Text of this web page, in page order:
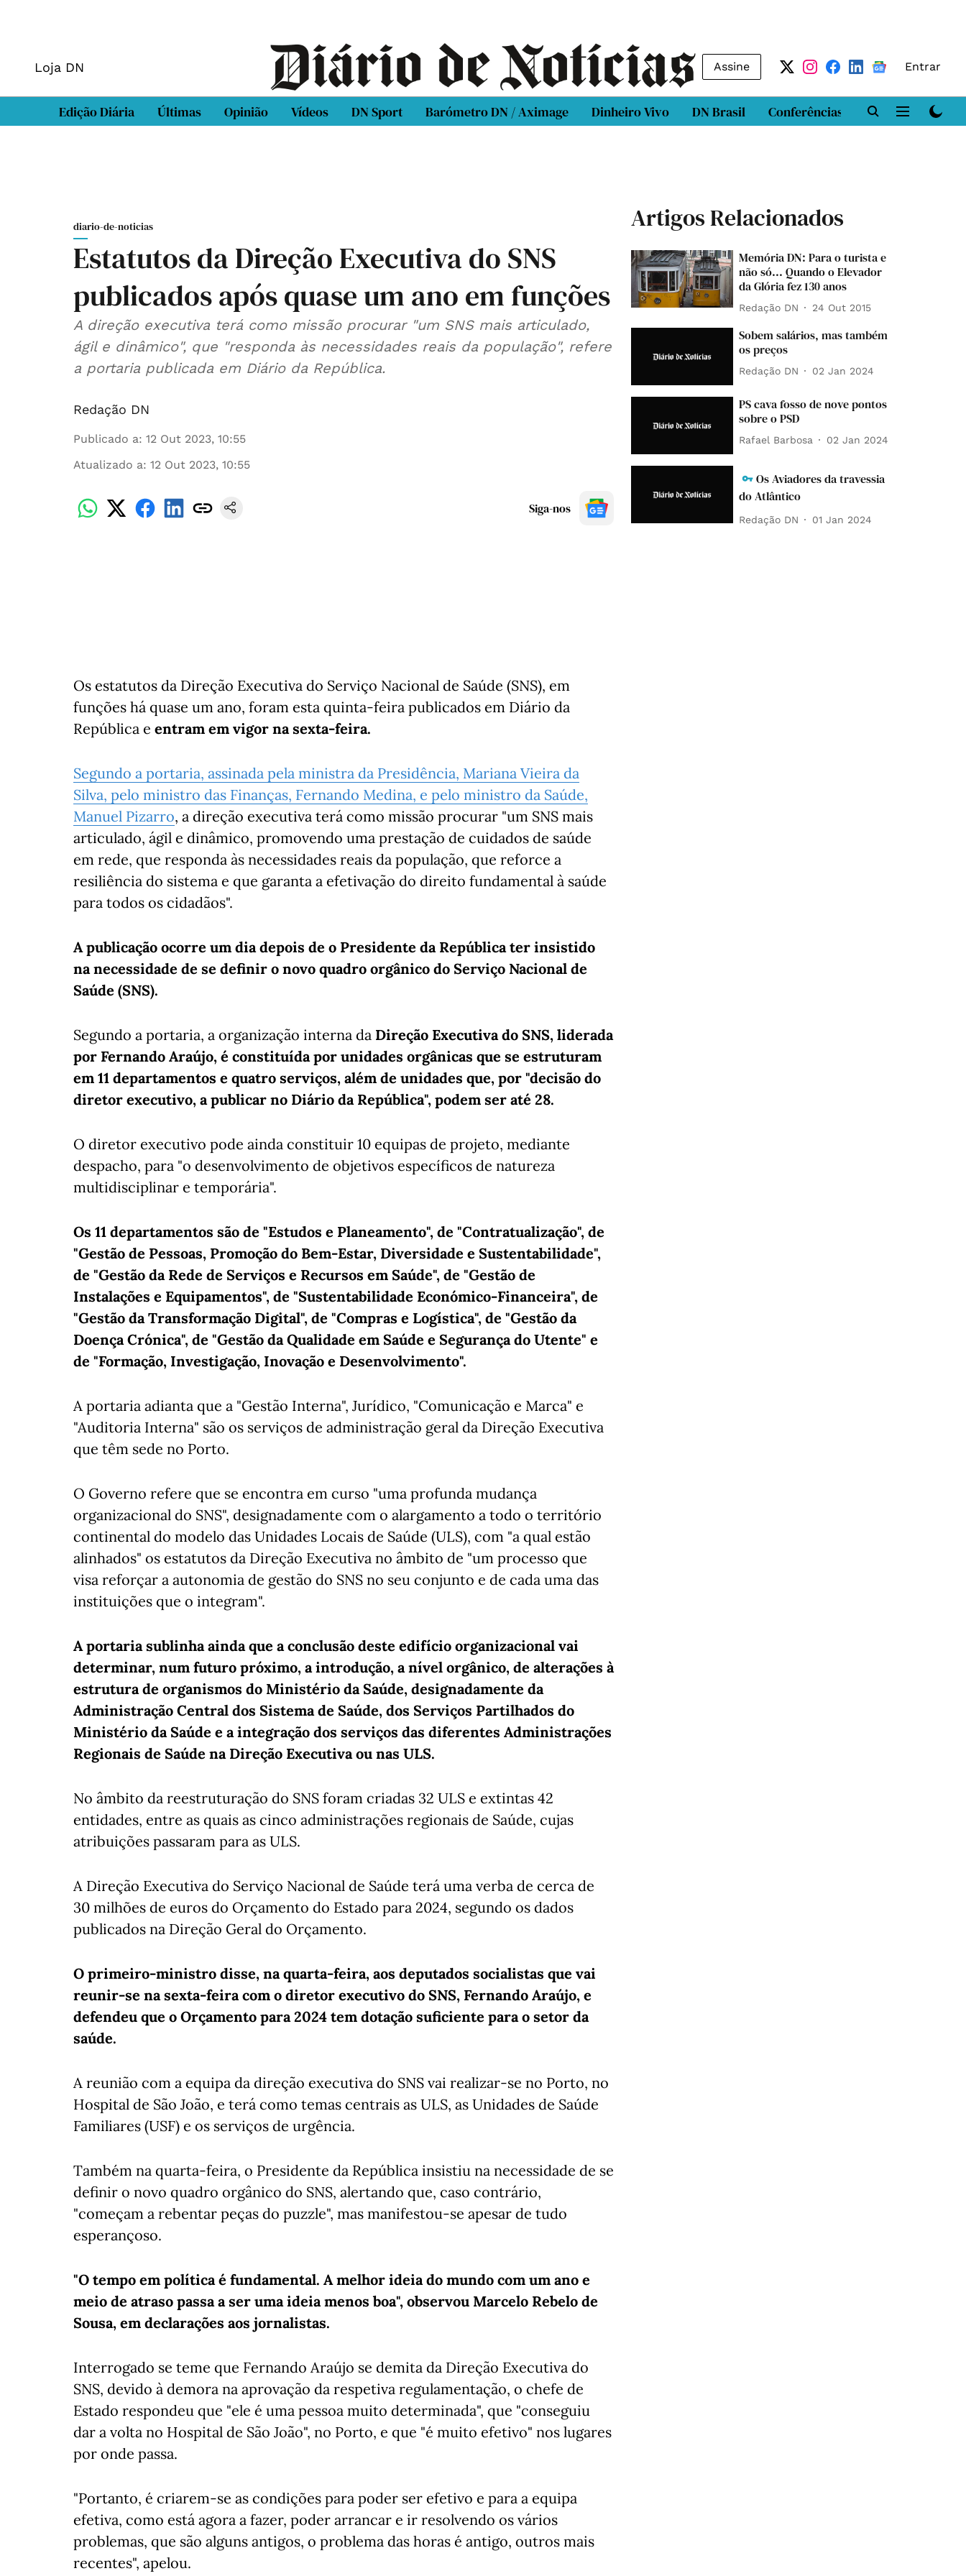
Loja DN Assine Entrar
Edição Diária Últimas Opinião Vídeos DN Sport Barómetro DN / Aximage Dinheiro Vivo DN Brasil Conferências DN LAB
diario-de-noticias
Estatutos da Direção Executiva do SNS
publicados após quase um ano em funções
A direção executiva terá como missão procurar "um SNS mais articulado,
ágil e dinâmico", que "responda às necessidades reais da população", refere
a portaria publicada em Diário da República.
Redação DN
Publicado a: 12 Out 2023, 10:55
Atualizado a: 12 Out 2023, 10:55
Siga-nos
Os estatutos da Direção Executiva do Serviço Nacional de Saúde (SNS), em
funções há quase um ano, foram esta quinta-feira publicados em Diário da
República e entram em vigor na sexta-feira.
Segundo a portaria, assinada pela ministra da Presidência, Mariana Vieira da
Silva, pelo ministro das Finanças, Fernando Medina, e pelo ministro da Saúde,
Manuel Pizarro, a direção executiva terá como missão procurar "um SNS mais
articulado, ágil e dinâmico, promovendo uma prestação de cuidados de saúde
em rede, que responda às necessidades reais da população, que reforce a
resiliência do sistema e que garanta a efetivação do direito fundamental à saúde
para todos os cidadãos".
A publicação ocorre um dia depois de o Presidente da República ter insistido
na necessidade de se definir o novo quadro orgânico do Serviço Nacional de
Saúde (SNS).
Segundo a portaria, a organização interna da Direção Executiva do SNS, liderada
por Fernando Araújo, é constituída por unidades orgânicas que se estruturam
em 11 departamentos e quatro serviços, além de unidades que, por "decisão do
diretor executivo, a publicar no Diário da República", podem ser até 28.
O diretor executivo pode ainda constituir 10 equipas de projeto, mediante
despacho, para "o desenvolvimento de objetivos específicos de natureza
multidisciplinar e temporária".
Os 11 departamentos são de "Estudos e Planeamento", de "Contratualização", de
"Gestão de Pessoas, Promoção do Bem-Estar, Diversidade e Sustentabilidade",
de "Gestão da Rede de Serviços e Recursos em Saúde", de "Gestão de
Instalações e Equipamentos", de "Sustentabilidade Económico-Financeira", de
"Gestão da Transformação Digital", de "Compras e Logística", de "Gestão da
Doença Crónica", de "Gestão da Qualidade em Saúde e Segurança do Utente" e
de "Formação, Investigação, Inovação e Desenvolvimento".
A portaria adianta que a "Gestão Interna", Jurídico, "Comunicação e Marca" e
"Auditoria Interna" são os serviços de administração geral da Direção Executiva
que têm sede no Porto.
O Governo refere que se encontra em curso "uma profunda mudança
organizacional do SNS", designadamente com o alargamento a todo o território
continental do modelo das Unidades Locais de Saúde (ULS), com "a qual estão
alinhados" os estatutos da Direção Executiva no âmbito de "um processo que
visa reforçar a autonomia de gestão do SNS no seu conjunto e de cada uma das
instituições que o integram".
A portaria sublinha ainda que a conclusão deste edifício organizacional vai
determinar, num futuro próximo, a introdução, a nível orgânico, de alterações à
estrutura de organismos do Ministério da Saúde, designadamente da
Administração Central dos Sistema de Saúde, dos Serviços Partilhados do
Ministério da Saúde e a integração dos serviços das diferentes Administrações
Regionais de Saúde na Direção Executiva ou nas ULS.
No âmbito da reestruturação do SNS foram criadas 32 ULS e extintas 42
entidades, entre as quais as cinco administrações regionais de Saúde, cujas
atribuições passaram para as ULS.
A Direção Executiva do Serviço Nacional de Saúde terá uma verba de cerca de
30 milhões de euros do Orçamento do Estado para 2024, segundo os dados
publicados na Direção Geral do Orçamento.
O primeiro-ministro disse, na quarta-feira, aos deputados socialistas que vai
reunir-se na sexta-feira com o diretor executivo do SNS, Fernando Araújo, e
defendeu que o Orçamento para 2024 tem dotação suficiente para o setor da
saúde.
A reunião com a equipa da direção executiva do SNS vai realizar-se no Porto, no
Hospital de São João, e terá como temas centrais as ULS, as Unidades de Saúde
Familiares (USF) e os serviços de urgência.
Também na quarta-feira, o Presidente da República insistiu na necessidade de se
definir o novo quadro orgânico do SNS, alertando que, caso contrário,
"começam a rebentar peças do puzzle", mas manifestou-se apesar de tudo
esperançoso.
"O tempo em política é fundamental. A melhor ideia do mundo com um ano e
meio de atraso passa a ser uma ideia menos boa", observou Marcelo Rebelo de
Sousa, em declarações aos jornalistas.
Interrogado se teme que Fernando Araújo se demita da Direção Executiva do
SNS, devido à demora na aprovação da respetiva regulamentação, o chefe de
Estado respondeu que "ele é uma pessoa muito determinada", que "conseguiu
dar a volta no Hospital de São João", no Porto, e que "é muito efetivo" nos lugares
por onde passa.
"Portanto, é criarem-se as condições para poder ser efetivo e para a equipa
efetiva, como está agora a fazer, poder arrancar e ir resolvendo os vários
problemas, que são alguns antigos, o problema das horas é antigo, outros mais
recentes", apelou.
Artigos Relacionados
Memória DN: Para o turista e
não só... Quando o Elevador
da Glória fez 130 anos
Redação DN 24 Out 2015
Sobem salários, mas também
os preços
Redação DN 02 Jan 2024
PS cava fosso de nove pontos
sobre o PSD
Rafael Barbosa 02 Jan 2024
Os Aviadores da travessia
do Atlântico
Redação DN 01 Jan 2024